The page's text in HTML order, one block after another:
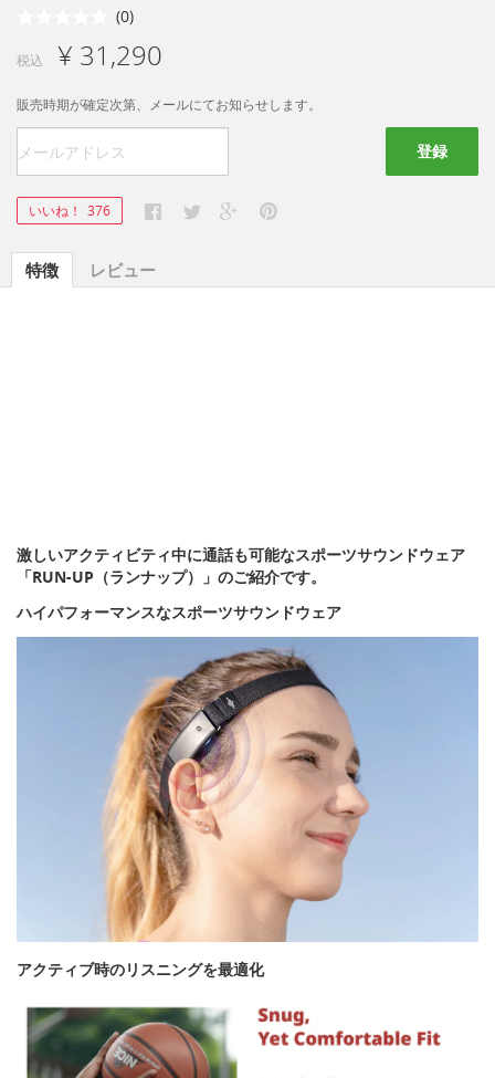
(0)
税込 ¥ 31,290
販売時期が確定次第、メールにてお知らせします。
登録
いいね！ 376
特徴 レビュー
激しいアクティビティ中に通話も可能なスポーツサウンドウェア
「RUN-UP（ランナップ）」のご紹介です。
ハイパフォーマンスなスポーツサウンドウェア
アクティブ時のリスニングを最適化